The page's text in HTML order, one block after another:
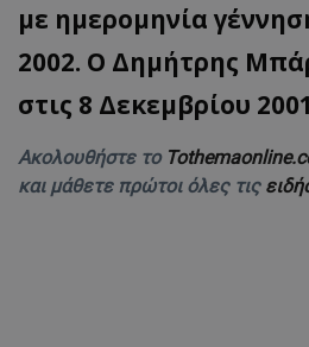
με ημερομηνία
2002. Ο Δημήτρης
στις 8 Δεκεμβρίου
Ακολουθήστε το
και μάθετε πρώτοι όλες τις